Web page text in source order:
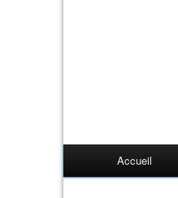
Accueil